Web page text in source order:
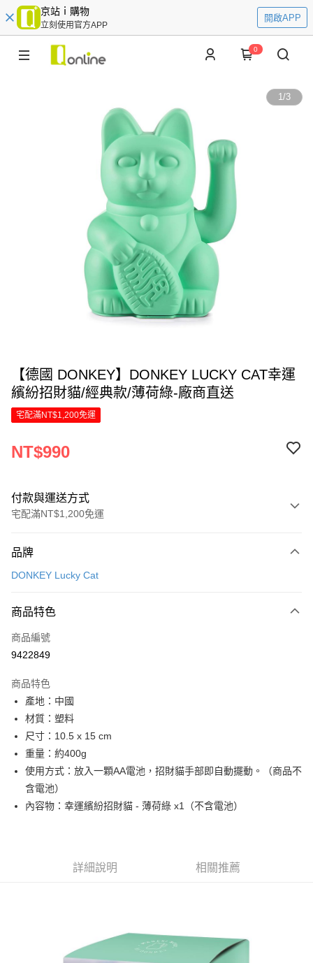
京站ｉ購物
立刻使用官方APP
開啟APP
0
1/3
【德國 DONKEY】DONKEY LUCKY CAT幸運
繽紛招財貓/經典款/薄荷綠-廠商直送
宅配滿NT$1,200免運
NT$990
付款與運送方式
宅配滿NT$1,200免運
信用卡一次付款
Apple Pay
街口支付
Google Pay
全盈+PAY
大哥付你分期
相關說明
【大哥付你分期使用說明】
1.本服務由台灣大哥大提供，台灣大哥大用戶可立即使用無須另外申請。
2.付款方式選擇「大哥付你分期」，訂單成立後會自動跳轉到大哥付的交易
流程，驗證手機門號後，選擇欲分期的期數、繳款截止日，確認付款後即完
消。如遇「轉專審核」未通過狀況，表示未達大哥付你分期系統評分，恕無
法說明評估內容。
帳／街口支付／iPASS MONEY」等通路繳費。
AFTEE先享後付
相關說明
２．便利：只要手機號碼，簡訊認證，即可結帳。
結帳頁面，進行簡訊認證並確認金額後，即可完成結帳。
２．訂單成立數日內，您將收到繳費通知簡訊。
３．收到繳費通知簡訊後14天內，點擊此簡訊中的連結，可透過四大超商／
京站台北店客服中心(1F星巴克旁) 即日起不提供京站紙袋，取件時
請自備購物袋，若需購買紙袋可現場詢問
品牌
DONKEY Lucky Cat
商品特色
商品編號
9422849
商品特色
產地：中國
材質：塑料
尺寸：10.5 x 15 cm
重量：約400g
使用方式：放入一顆AA電池，招財貓手部即自動擺動。（商品不
含電池）
內容物：幸運繽紛招財貓 - 薄荷綠 x1（不含電池）
詳細說明 相關推薦